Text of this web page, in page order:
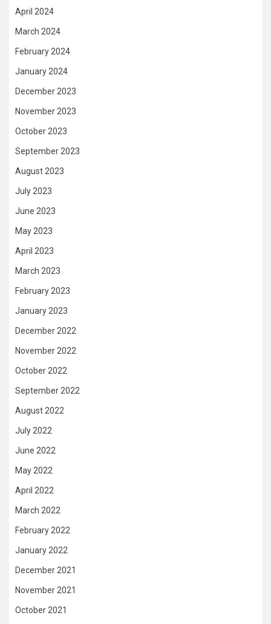
April 2024
March 2024
February 2024
January 2024
December 2023
November 2023
October 2023
September 2023
August 2023
July 2023
June 2023
May 2023
April 2023
March 2023
February 2023
January 2023
December 2022
November 2022
October 2022
September 2022
August 2022
July 2022
June 2022
May 2022
April 2022
March 2022
February 2022
January 2022
December 2021
November 2021
October 2021